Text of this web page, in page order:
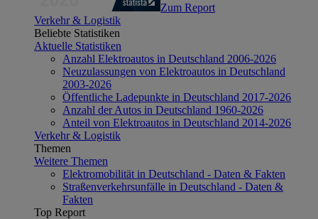
Zum Report
Verkehr & Logistik
Beliebte Statistiken
Aktuelle Statistiken
Anzahl Elektroautos in Deutschland 2006-2026
Neuzulassungen von Elektroautos in Deutschland
2003-2026
Öffentliche Ladepunkte in Deutschland 2017-2026
Anzahl der Autos in Deutschland 1960-2026
Anteil von Elektroautos in Deutschland 2014-2026
Verkehr & Logistik
Themen
Weitere Themen
Elektromobilität in Deutschland - Daten & Fakten
Straßenverkehrsunfälle in Deutschland - Daten &
Fakten
Top Report